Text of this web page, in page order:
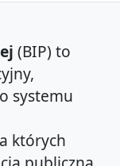
(BIP) to
systemu
których